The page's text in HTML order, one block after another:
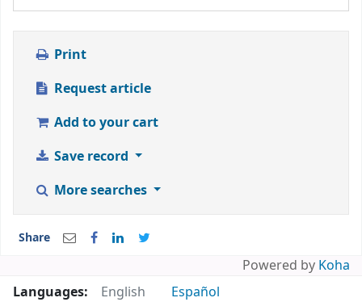
Print
Request article
Add to your cart
Save record
More searches
Share
Powered by Koha
Languages:
English Español